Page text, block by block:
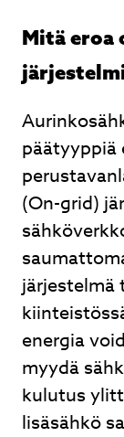
Mitä eroa
päätyyppiä
(On-grid)
järjestelmä
energia
myydä
kulutus
lisäsähkö